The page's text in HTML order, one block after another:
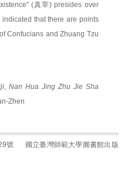
(真宰) presides over
that there are points
Confucians and Zhuang Tzu
,Nan Hua Jing Zhu Jie Sha
Zhen
號
國立臺灣師範大學圖書館出版